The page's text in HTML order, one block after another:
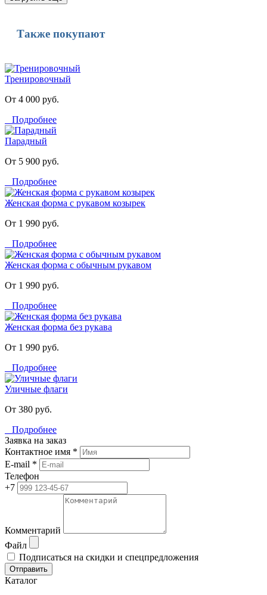
Также покупают
Тренировочный
От 4 000 руб.
Подробнее
Парадный
От 5 900 руб.
Подробнее
Женская форма с рукавом козырек
От 1 990 руб.
Подробнее
Женская форма с обычным рукавом
От 1 990 руб.
Подробнее
Женская форма без рукава
От 1 990 руб.
Подробнее
Уличные флаги
От 380 руб.
Подробнее
Заявка на заказ
Контактное имя *
E-mail *
Телефон
+7
Комментарий
Файл
Подписаться на скидки и спецпредложения
Отправить
Каталог